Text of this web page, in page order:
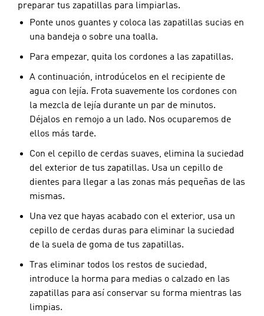
preparar tus zapatillas para limpiarlas.
Ponte unos guantes y coloca las zapatillas sucias en
una bandeja o sobre una toalla.
Para empezar, quita los cordones a las zapatillas.
A continuación, introdúcelos en el recipiente de
agua con lejía. Frota suavemente los cordones con
la mezcla de lejía durante un par de minutos.
Déjalos en remojo a un lado. Nos ocuparemos de
ellos más tarde.
Con el cepillo de cerdas suaves, elimina la suciedad
del exterior de tus zapatillas. Usa un cepillo de
dientes para llegar a las zonas más pequeñas de las
mismas.
Una vez que hayas acabado con el exterior, usa un
cepillo de cerdas duras para eliminar la suciedad
de la suela de goma de tus zapatillas.
Tras eliminar todos los restos de suciedad,
introduce la horma para medias o calzado en las
zapatillas para así conservar su forma mientras las
limpias.